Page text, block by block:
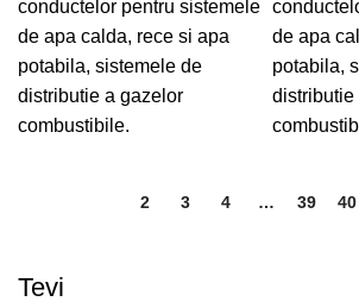
Tevi
conductelor pentru sistemele
de apa calda, rece si apa
potabila, sistemele de
distributie a gazelor
combustibile.
de apa
potabila,
distributie
2 3 4 … 39 40